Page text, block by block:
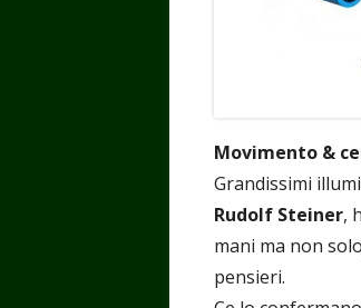
Movimento &
Grandissimi
Rudolf Steiner,
mani ma non
pensieri.